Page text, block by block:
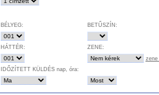
BÉLYEG: BETŰSZÍN:
HÁTTÉR:
ZENE:
zene
IDŐZÍTETT KÜLDÉS nap, óra: